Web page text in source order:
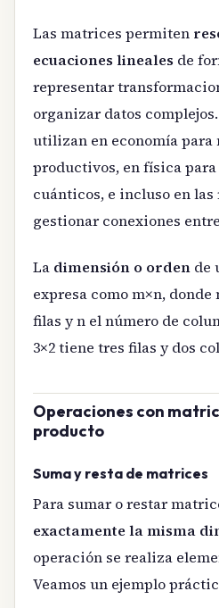
Las matrices permiten
ecuaciones lineales de
representar
organizar datos
utilizan en economía para
productivos, en física
cuánticos, e incluso en
gestionar conexiones
La dimensión o orden de
expresa como m×n, donde
filas y n el número de
3×2 tiene tres filas y dos
Operaciones con
producto
Suma y resta de matrices
Para sumar o restar
exactamente la misma
operación se realiza
Veamos un ejemplo